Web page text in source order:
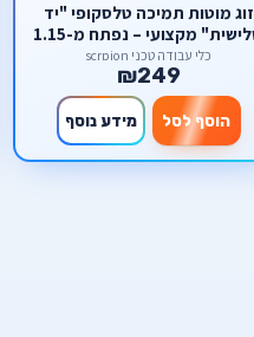
זוג מוטות תמיכה טלסקופי "יד
שלישית" מקצועי – נפתח מ-1.15
כלי עבודה טכני scrpion
₪249
הוסף לסל מידע נוסף